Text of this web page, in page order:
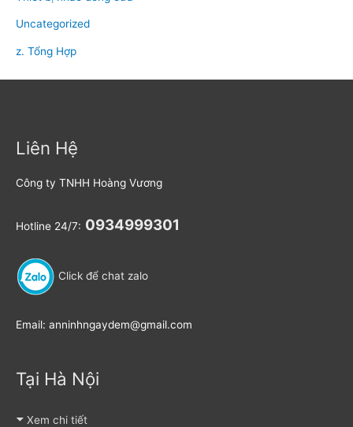
Uncategorized
z. Tổng Hợp
Liên Hệ
Công ty TNHH Hoàng Vương
Hotline 24/7: 0934999301
Click để chat zalo
Email: anninhngaydem@gmail.com
Tại Hà Nội
Xem chi tiết